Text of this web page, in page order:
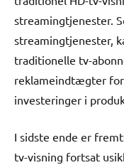
streamingtjenester.
streamingtjenester,
traditionelle tv-
reklameindtægter
investeringer i
I sidste ende er
tv-visning fortsat